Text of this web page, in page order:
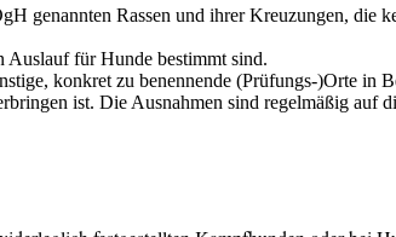
Rassen und ihrer Kreuzungen, die
Auslauf für Hunde bestimmt sind.
konkret zu benennende (Prüfungs-)Orte in
ist. Die Ausnahmen sind regelmäßig auf